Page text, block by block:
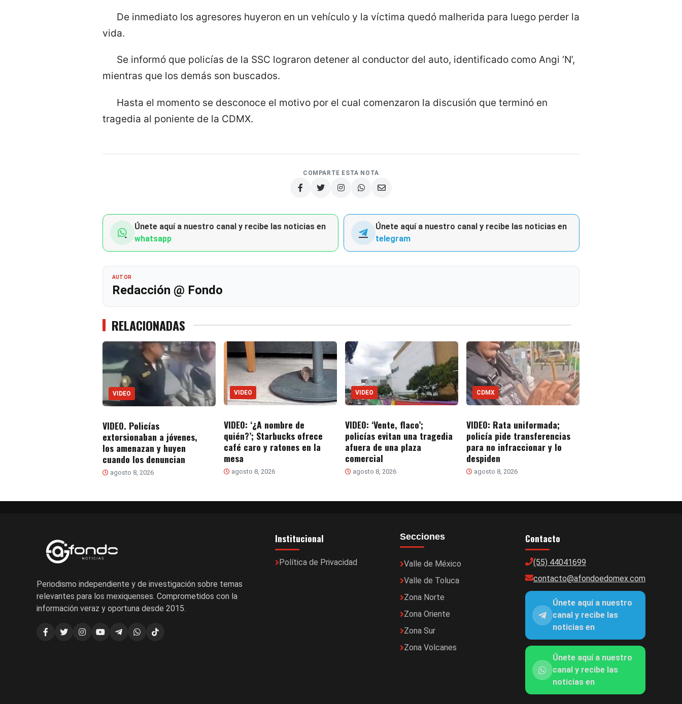
De inmediato los agresores huyeron en un vehículo y la víctima quedó malherida para luego perder la
vida.
Se informó que policías de la SSC lograron detener al conductor del auto, identificado como Angi ‘N’,
mientras que los demás son buscados.
Hasta el momento se desconoce el motivo por el cual comenzaron la discusión que terminó en
tragedia al poniente de la CDMX.
COMPARTE ESTA NOTA
Únete aquí a nuestro canal y recibe las noticias en
whatsapp
Únete aquí a nuestro canal y recibe las noticias en
telegram
AUTOR
Redacción @ Fondo
RELACIONADAS
VIDEO
VIDEO. Policías
extorsionaban a jóvenes,
los amenazan y huyen
cuando los denuncian
agosto 8, 2026
VIDEO
VIDEO: ‘¿A nombre de
quién?’; Starbucks ofrece
café caro y ratones en la
mesa
agosto 8, 2026
VIDEO
VIDEO: ‘Vente, flaco’;
policías evitan una tragedia
afuera de una plaza
comercial
agosto 8, 2026
CDMX
VIDEO: Rata uniformada;
policía pide transferencias
para no infraccionar y lo
despiden
agosto 8, 2026
Periodismo independiente y de investigación sobre temas
relevantes para los mexiquenses. Comprometidos con la
información veraz y oportuna desde 2015.
Institucional
Política de Privacidad
Secciones
Valle de México
Valle de Toluca
Zona Norte
Zona Oriente
Zona Sur
Zona Volcanes
Contacto
(55) 44041699
contacto@afondoedomex.com
Únete aquí a nuestro
canal y recibe las
noticias en
Únete aquí a nuestro
canal y recibe las
noticias en